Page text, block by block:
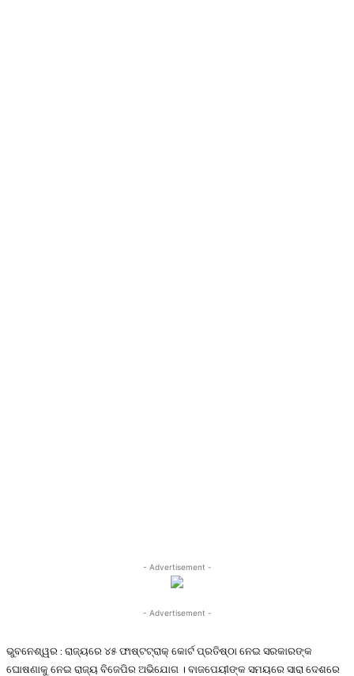
- Advertisement -
- Advertisement -
ଭୁବନେଶ୍ୱର : ରାଜ୍ୟରେ ୪୫ ଫାଷ୍ଟଟ୍ରାକ୍ କୋର୍ଟ ପ୍ରତିଷ୍ଠା ନେଇ ସରକାରଙ୍କ
ଘୋଷଣାକୁ ନେଇ ରାଜ୍ୟ ବିଜେପିର ଅଭିଯୋଗ । ବାଜପେୟୀଙ୍କ ସମୟରେ ସାରା ଦେଶରେ